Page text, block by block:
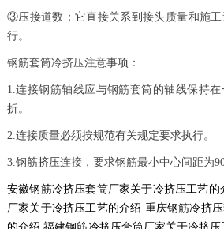
③压接道数：它直接关系到接头质量和施
行。
钢筋套筒冷挤压注意事项：
1.连接钢筋轴线应与钢筋套筒的轴线保持
折。
2.连接质量必须按规范有关规定要求执行。
3.钢筋挤压连接，要求钢筋最小中心间距为
安徽钢筋冷挤压套筒厂家关于冷挤压工艺的
厂家关于冷挤压工艺的介绍 重庆钢筋冷挤